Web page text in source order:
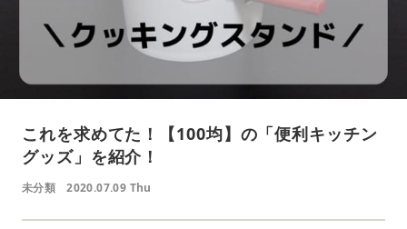
これを求めてた！【100均】の「便利キッチン
グッズ」を紹介！
未分類 2020.07.09 Thu